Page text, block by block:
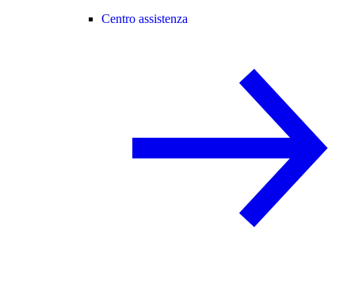
Centro assistenza